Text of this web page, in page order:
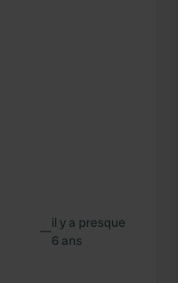
—il y a presque
6 ans